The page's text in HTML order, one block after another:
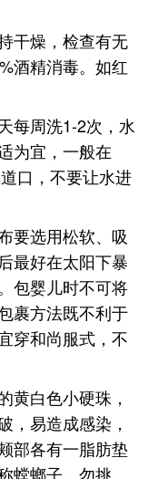
干燥，检查有无
酒精消毒。如红
每周洗1-2次，水
为宜，一般在
口，不要让水进
要选用松软、吸
最好在太阳下暴
包婴儿时不可将
裹方法既不利于
穿和尚服式，不
黄白色小硬珠，
，易造成感染，
部各有一脂肪垫
螳螂子，勿挑